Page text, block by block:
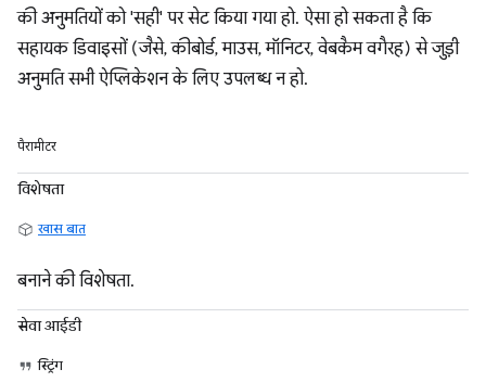
की अनुमतियों को 'सही' पर सेट किया गया हो. ऐसा हो सकता है कि
सहायक डिवाइसों (जैसे, कीबोर्ड, माउस, मॉनिटर, वेबकैम वगैरह) से जुड़ी
अनुमति सभी ऐप्लिकेशन के लिए उपलब्ध न हो.
पैरामीटर
विशेषता
खास बात
बनाने की विशेषता.
सेवा आईडी
स्ट्रिंग